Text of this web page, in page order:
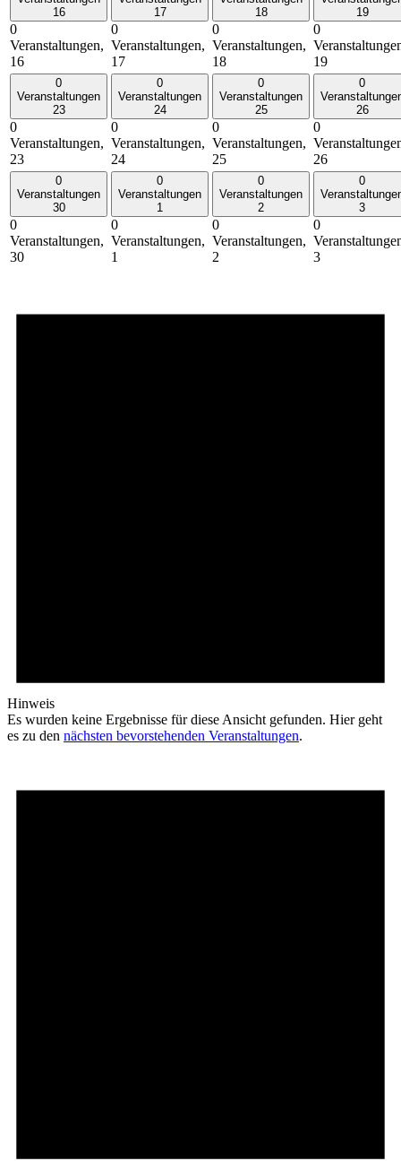
16
0
Veranstaltungen,
16
17
0
Veranstaltungen,
17
18
0
Veranstaltungen,
18
19
0
19
0
Veranstaltungen
23
0
Veranstaltungen,
23
0
Veranstaltungen
24
0
Veranstaltungen,
24
0
Veranstaltungen
25
0
Veranstaltungen,
25
0
26
0
26
0
Veranstaltungen
30
0
Veranstaltungen,
30
0
Veranstaltungen
1
0
Veranstaltungen,
1
0
Veranstaltungen
2
0
Veranstaltungen,
2
0
3
0
3
Hinweis
Es wurden keine Ergebnisse für diese Ansicht gefunden. Hier geht
es zu den nächsten bevorstehenden Veranstaltungen.